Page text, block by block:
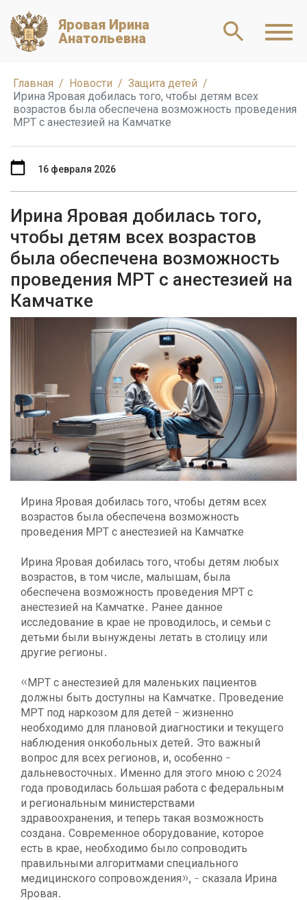
Яровая Ирина
Анатольевна
Главная Новости
Защита детей
Ирина Яровая добилась того, чтобы детям всех
возрастов была обеспечена возможность проведения
МРТ с анестезией на Камчатке
Ирина Яровая добилась того,
чтобы детям всех возрастов
была обеспечена возможность
проведения МРТ с анестезией на
Камчатке
16 февраля 2026
Ирина Яровая добилась того, чтобы детям всех
возрастов была обеспечена возможность
проведения МРТ с анестезией на Камчатке
Ирина Яровая добилась того, чтобы детям любых
возрастов, в том числе, малышам, была
обеспечена возможность проведения МРТ с
анестезией на Камчатке. Ранее данное
исследование в крае не проводилось, и семьи с
детьми были вынуждены летать в столицу или
другие регионы.
«МРТ с анестезией для маленьких пациентов
должны быть доступны на Камчатке. Проведение
МРТ под наркозом для детей - жизненно
необходимо для плановой диагностики и текущего
наблюдения онкобольных детей. Это важный
вопрос для всех регионов, и, особенно -
дальневосточных. Именно для этого мною с 2024
года проводилась большая работа с федеральным
и региональным министерствами
здравоохранения, и теперь такая возможность
создана. Современное оборудование, которое
есть в крае, необходимо было сопроводить
правильными алгоритмами специального
медицинского сопровождения», - сказала Ирина
Яровая.